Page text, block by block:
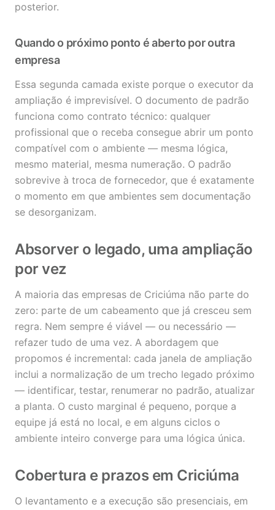
posterior.
Quando o próximo ponto é aberto por outra
empresa
Essa segunda camada existe porque o executor da
ampliação é imprevisível. O documento de padrão
funciona como contrato técnico: qualquer
profissional que o receba consegue abrir um ponto
compatível com o ambiente — mesma lógica,
mesmo material, mesma numeração. O padrão
sobrevive à troca de fornecedor, que é exatamente
o momento em que ambientes sem documentação
se desorganizam.
Absorver o legado, uma ampliação
por vez
A maioria das empresas de Criciúma não parte do
zero: parte de um cabeamento que já cresceu sem
regra. Nem sempre é viável — ou necessário —
refazer tudo de uma vez. A abordagem que
propomos é incremental: cada janela de ampliação
inclui a normalização de um trecho legado próximo
— identificar, testar, renumerar no padrão, atualizar
a planta. O custo marginal é pequeno, porque a
equipe já está no local, e em alguns ciclos o
ambiente inteiro converge para uma lógica única.
Cobertura e prazos em Criciúma
O levantamento e a execução são presenciais, em